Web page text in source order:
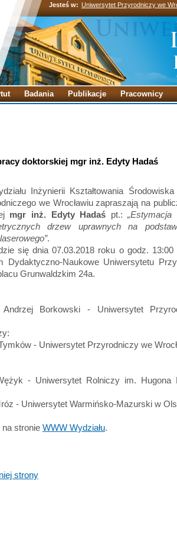
Jesteś w: Uniwersytet Przyrodniczy we
Badania Publikacje Pracownicy
doktorskiej mgr inż. Edyty Hadaś
Inżynierii Kształtowania
we Wrocławiu zapraszają na
mgr inż. Edyty Hadaś pt.:„Estymacja
drzew uprawnych na
.
się dnia 07.03.2018 roku o godz.
Dydaktyczno-Naukowe Uniwersytetu
Grunwaldzkim 24a.
Borkowski - Uniwersytet
- Uniwersytet Przyrodniczy we
- Uniwersytet Rolniczy im. Hugona
- Uniwersytet Warmińsko-Mazurski w
na stronie WWW Wydziału.
strony